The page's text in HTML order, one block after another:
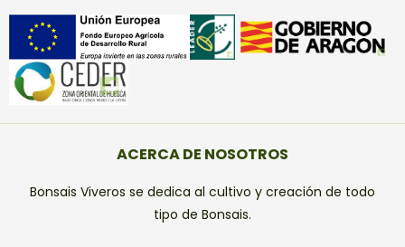
ACERCA DE NOSOTROS
Bonsais Viveros se dedica al cultivo y creación de todo
tipo de Bonsais.